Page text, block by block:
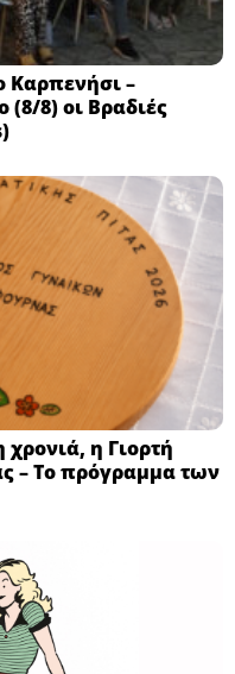
Καρπενήσι –
(8/8) οι Βραδιές
η Γιορτή
– Το πρόγραμμα των